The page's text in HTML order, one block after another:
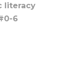
literacy
6